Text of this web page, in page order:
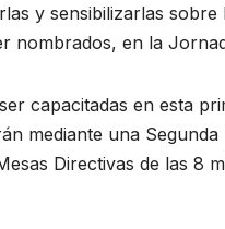
y sensibilizarlas
nombrados, en la
capacitadas en esta
mediante una
Directivas de las 8